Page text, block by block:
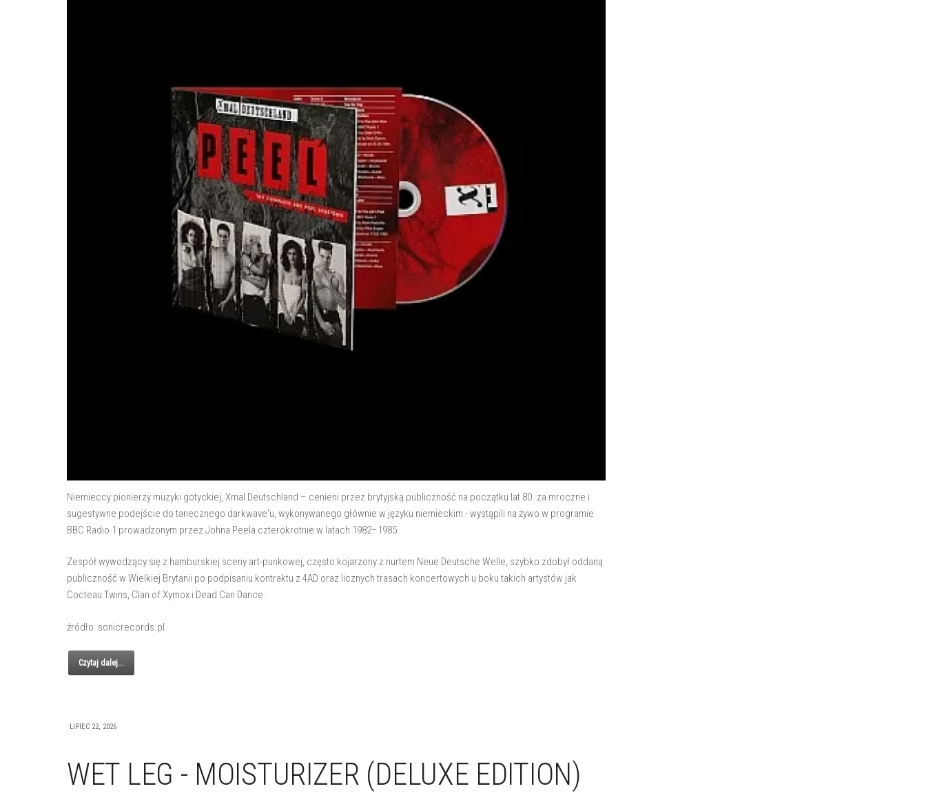
Niemieccy pionierzy muzyki gotyckiej, Xmal Deutschland – cenieni przez brytyjską publiczność na początku lat 80. za mroczne i
sugestywne podejście do tanecznego darkwave'u, wykonywanego głównie w języku niemieckim - wystąpili na żywo w programie
BBC Radio 1 prowadzonym przez Johna Peela czterokrotnie w latach 1982–1985.
Zespół wywodzący się z hamburskiej sceny art-punkowej, często kojarzony z nurtem Neue Deutsche Welle, szybko zdobył oddaną
publiczność w Wielkiej Brytanii po podpisaniu kontraktu z 4AD oraz licznych trasach koncertowych u boku takich artystów jak
Cocteau Twins, Clan of Xymox i Dead Can Dance.
źródło: sonicrecords.pl
Czytaj dalej...
LIPIEC 22, 2026
WET LEG - MOISTURIZER (DELUXE EDITION)